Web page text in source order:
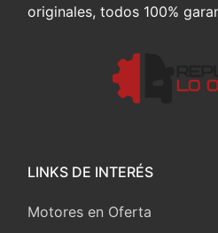
originales, todos 100%
LINKS DE INTERÉS
Motores en Oferta